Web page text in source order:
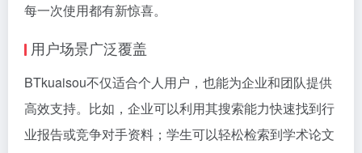
每一次使用都有新惊喜。
用户场景广泛覆盖
BTkuaisou不仅适合个人用户，也能为企业和团队提供
高效支持。比如，企业可以利用其搜索能力快速找到行
业报告或竞争对手资料；学生可以轻松检索到学术论文